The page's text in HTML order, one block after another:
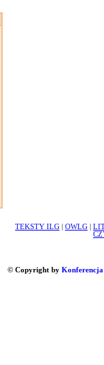
TEKSTY ILG OWLG
© Copyright by Konferencja